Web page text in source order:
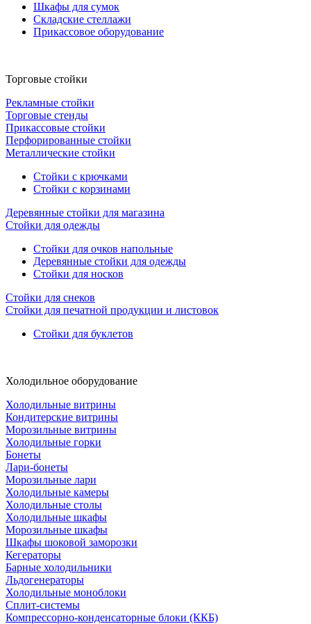
Шкафы для сумок
Складские стеллажи
Прикассовое оборудование
Торговые стойки
Рекламные стойки
Торговые стенды
Прикассовые стойки
Перфорированные стойки
Металлические стойки
Стойки с крючками
Стойки с корзинами
Деревянные стойки для магазина
Стойки для одежды
Стойки для очков напольные
Деревянные стойки для одежды
Стойки для носков
Стойки для снеков
Стойки для печатной продукции и листовок
Стойки для буклетов
Холодильное оборудование
Холодильные витрины
Кондитерские витрины
Морозильные витрины
Холодильные горки
Бонеты
Лари-бонеты
Морозильные лари
Холодильные камеры
Холодильные столы
Холодильные шкафы
Морозильные шкафы
Шкафы шоковой заморозки
Кегераторы
Барные холодильники
Льдогенераторы
Холодильные моноблоки
Сплит-системы
Компрессорно-конденсаторные блоки (ККБ)